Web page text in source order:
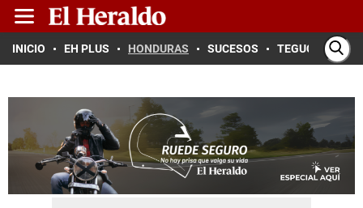
INICIO EH PLUS HONDURAS SUCESOS TEGUCIGALPA